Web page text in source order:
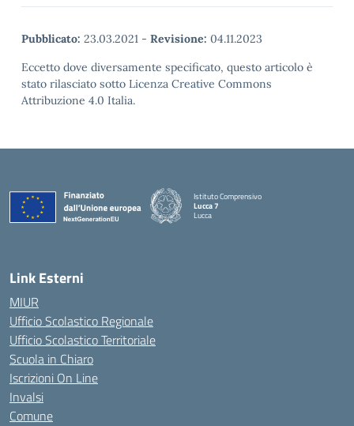
Pubblicato: 23.03.2021 - Revisione: 04.11.2023
Eccetto dove diversamente specificato, questo articolo è
stato rilasciato sotto Licenza Creative Commons
Attribuzione 4.0 Italia.
Istituto Comprensivo
Lucca 7
Lucca
Link Esterni
MIUR
Ufficio Scolastico Regionale
Ufficio Scolastico Territoriale
Scuola in Chiaro
Iscrizioni On Line
Invalsi
Comune